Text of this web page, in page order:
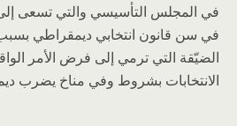
في المجلس التأسيسي والتي تسعى
في سن قانون انتخابي ديمقراطي بسبب
الضيّقة التي ترمي إلى فرض الأمر
الانتخابات بشروط وفي مناخ يضرب